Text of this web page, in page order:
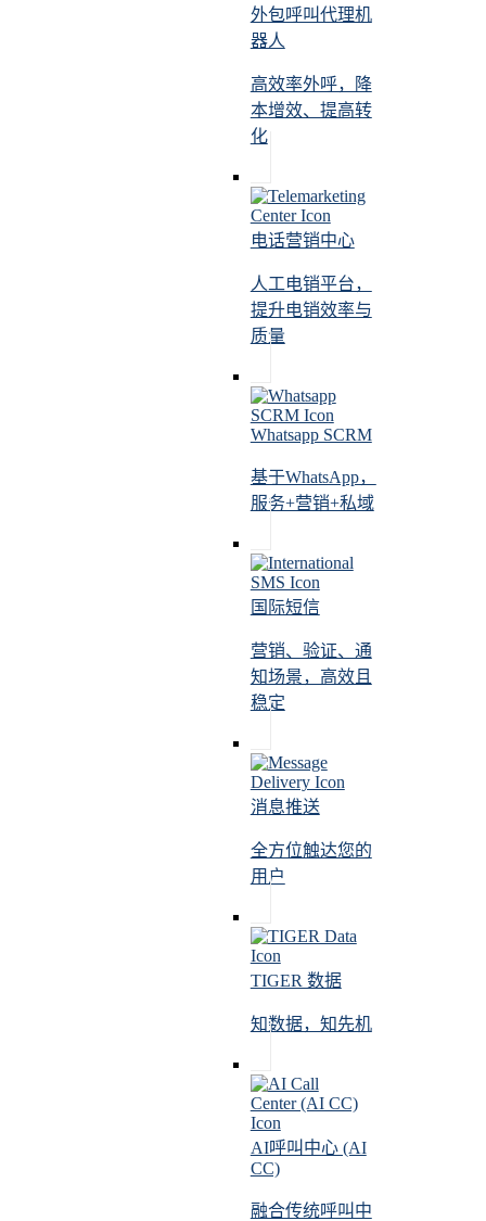
外包呼叫代理机
器人
高效率外呼，降
本增效、提高转
化
电话营销中心
人工电销平台，
提升电销效率与
质量
Whatsapp SCRM
基于WhatsApp，
服务+营销+私域
国际短信
营销、验证、通
知场景，高效且
稳定
消息推送
全方位触达您的
用户
TIGER 数据
知数据，知先机
AI呼叫中心 (AI
CC)
融合传统呼叫中